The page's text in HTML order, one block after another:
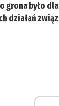
było
działań